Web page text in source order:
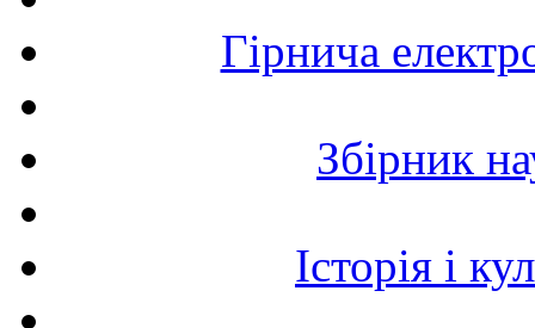
Гірнича
Збірник
Історія і